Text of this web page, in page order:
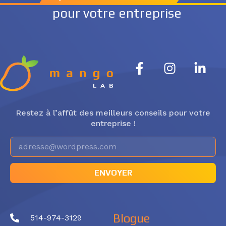
pour votre entreprise
Restez à l’affût des meilleurs conseils pour votre
entreprise !
ENVOYER
514-974-3129 Blogue